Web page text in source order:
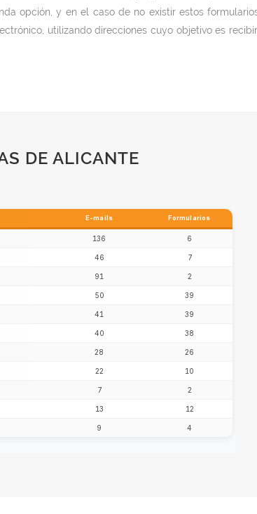
opción, y en el caso de no existir estos
utilizando direcciones cuyo objetivo es
DE ALICANTE